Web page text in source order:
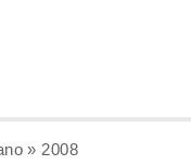
» 2008